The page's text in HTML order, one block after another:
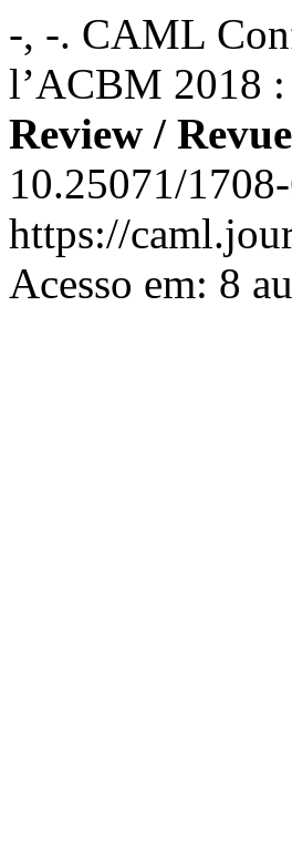
-, -. CAML
l’ACBM 2018
Review /
10.25071/
https://
Acesso em: 8